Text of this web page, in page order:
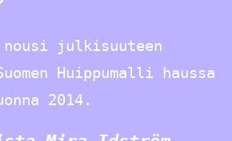
julkisuuteen
Huippumalli haussa
2014.